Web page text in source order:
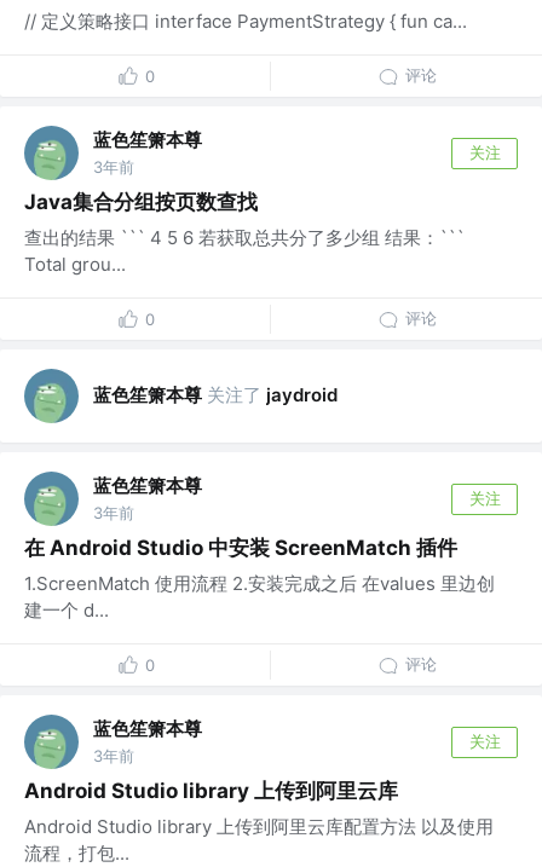
// 定义策略接口 interface PaymentStrategy { fun ca...
0 评论
蓝色笙箫本尊
3年前
关注
Java集合分组按页数查找
查出的结果 ``` 4 5 6 若获取总共分了多少组 结果：```
Total grou...
0 评论
蓝色笙箫本尊 关注了 jaydroid
蓝色笙箫本尊
3年前
关注
在 Android Studio 中安装 ScreenMatch 插件
1.ScreenMatch 使用流程 2.安装完成之后 在values 里边创
建一个 d...
0 评论
蓝色笙箫本尊
3年前
关注
Android Studio library 上传到阿里云库
Android Studio library 上传到阿里云库配置方法 以及使用
流程，打包...